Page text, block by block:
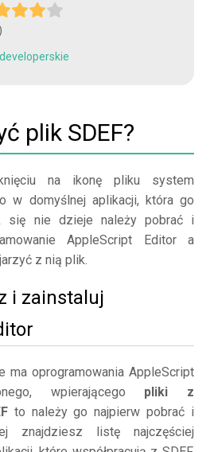
plik SDEF?
na ikonę pliku system
w domyślnej aplikacji, która go
się nie dzieje należy pobrać i
AppleScript Editor a
z nią plik.
i zainstaluj
oprogramowania AppleScript
wpierającego pliki z
to należy go najpierw pobrać i
znajdziesz listę najczęściej